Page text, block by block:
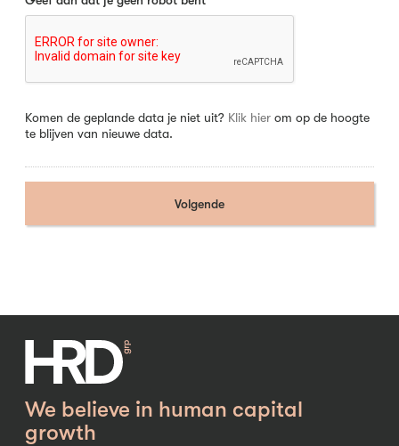
Komen de geplande data je niet uit? Klik hier om op de hoogte
te blijven van nieuwe data.
We believe in human capital
growth